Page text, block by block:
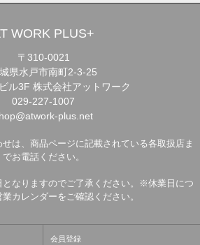
WORK PLUS+
〒310-0021
県水戸市南町2-3-25
ル3F 株式会社アットワーク
029-227-1007
plus.net
は、商品ページに記載されている各取扱店ま
でお電話ください。
なりますのでご了承ください。※休業日につ
カレンダーをご確認ください。
会員登録